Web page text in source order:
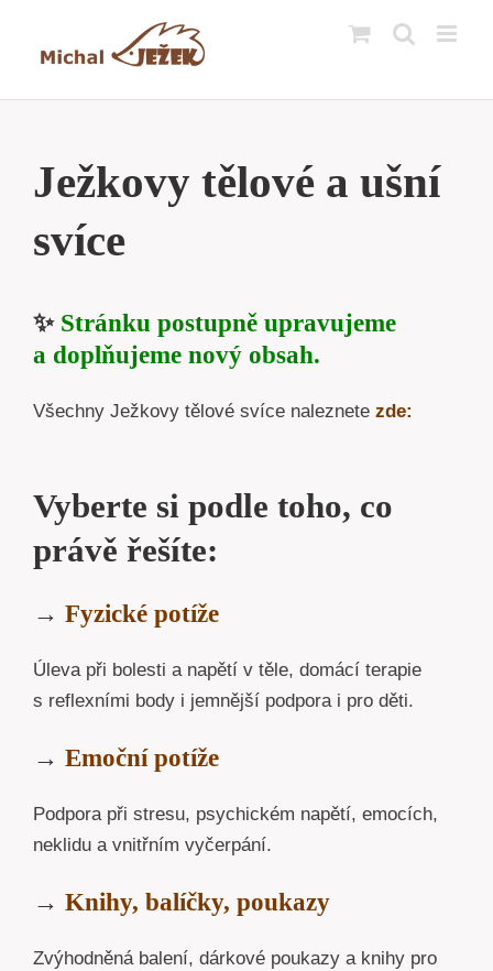
Ježkovy tělové a ušní
svíce
✨ Stránku postupně upravujeme
a doplňujeme nový obsah.
Všechny Ježkovy tělové svíce naleznete zde:
Vyberte si podle toho, co
právě řešíte:
→ Fyzické potíže
Úleva při bolesti a napětí v těle, domácí terapie
s reflexními body i jemnější podpora i pro děti.
→ Emoční potíže
Podpora při stresu, psychickém napětí, emocích,
neklidu a vnitřním vyčerpání.
→ Knihy, balíčky, poukazy
Zvýhodněná balení, dárkové poukazy a knihy pro